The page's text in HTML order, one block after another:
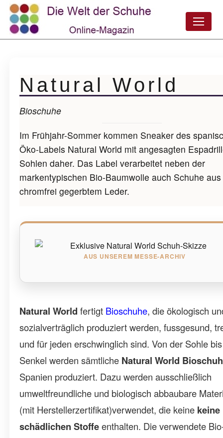
Natural World
Bioschuhe
Im Frühjahr-Sommer kommen Sneaker des
Öko-Labels Natural World mit angesagten
Sohlen daher. Das Label verarbeitet neben der
markentypischen Bio-Baumwolle auch Schuhe aus
chromfrei gegerbtem Leder.
AUS UNSEREM MESSE-ARCHIV
Natural World fertigt Bioschuhe, die ökologisch
sozialverträglich produziert werden, fussgesund,
und für jeden erschwinglich sind. Von der Sohle
Senkel werden sämtliche Natural World
Spanien produziert. Dazu werden ausschließlich
umweltfreundliche und biologisch abbaubare
(mit Herstellerzertifikat)verwendet, die keine keine
schädlichen Stoffeenthalten. Die verwendete